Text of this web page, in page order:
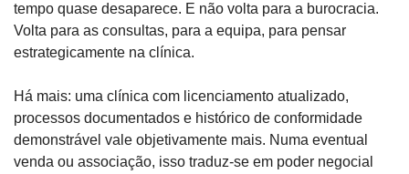
tempo quase desaparece. E não volta para a burocracia.
Volta para as consultas, para a equipa, para pensar
estrategicamente na clínica.
Há mais: uma clínica com licenciamento atualizado,
processos documentados e histórico de conformidade
demonstrável vale objetivamente mais. Numa eventual
venda ou associação, isso traduz-se em poder negocial